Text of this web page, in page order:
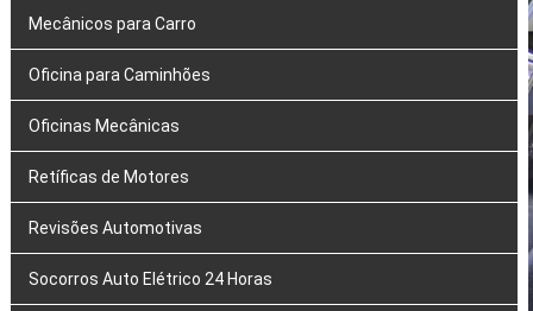
Mecânicos para Carro
Oficina para Caminhões
Oficinas Mecânicas
Retíficas de Motores
Revisões Automotivas
Socorros Auto Elétrico 24 Horas